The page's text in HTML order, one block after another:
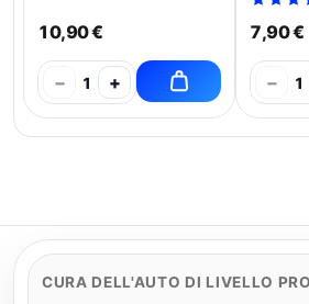
10,90 €
− 1 +
7,90 €
− 1
CURA DELL'AUTO DI LIVELLO